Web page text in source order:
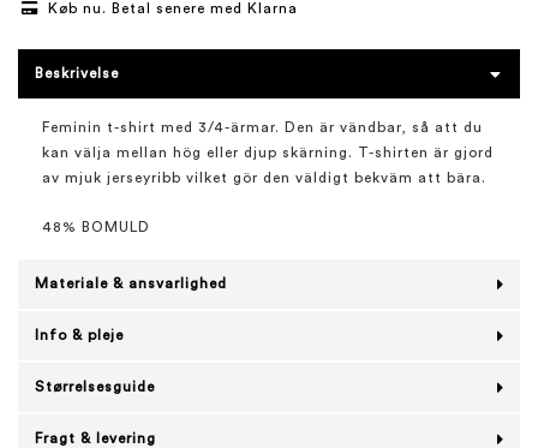
Køb nu. Betal senere med Klarna
Beskrivelse
Feminin t-shirt med 3/4-ärmar. Den är vändbar, så att du
kan välja mellan hög eller djup skärning. T-shirten är gjord
av mjuk jerseyribb vilket gör den väldigt bekväm att bära.
48% BOMULD
Materiale & ansvarlighed
Info & pleje
Størrelsesguide
Fragt & levering